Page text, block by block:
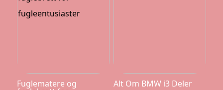
Fuglematere og Alt Om BMW i3 Deler